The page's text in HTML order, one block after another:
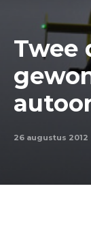
Twee
26 augustus 2012